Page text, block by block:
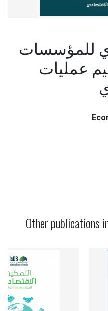
للمؤسسات
عمليات
Other publications